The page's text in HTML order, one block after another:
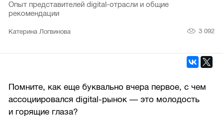
Опыт представителей digital-отрасли и общие
рекомендации
Катерина Логвинова 3 092
Помните, как еще буквально вчера первое, с чем
ассоциировался digital-рынок — это молодость
и горящие глаза?